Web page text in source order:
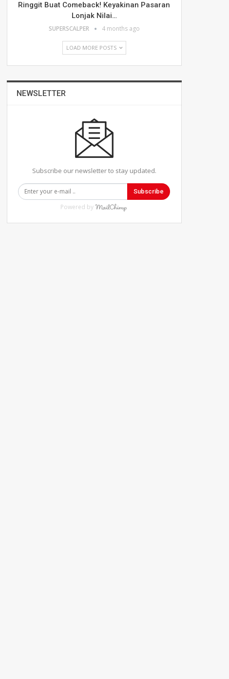
Ringgit Buat Comeback! Keyakinan Pasaran
Lonjak Nilai…
SUPERSCALPER 4 months ago
LOAD MORE POSTS
NEWSLETTER
Subscribe our newsletter to stay updated.
Subscribe
Powered by